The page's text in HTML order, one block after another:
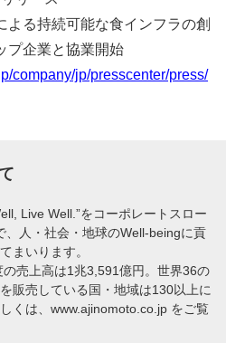
よる持続可能な食インフラの創
プ企業と協業開始
company/jp/presscenter/press/
Live Well.”をコーポレートスロー
、人・社会・地球のWell-beingに貢
まいります。
売上高は1兆3,591億円。世界36の
販売している国・地域は130以上に
くは、 www.ajinomoto.co.jp をご覧